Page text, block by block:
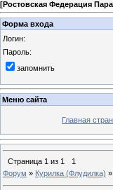
[Ростовская Федерация
Форма входа
Логин:
Пароль:
запомнить
Меню сайта
Главная
Страница 1 из 1
1
Форум » Курилка (Флудилка) »